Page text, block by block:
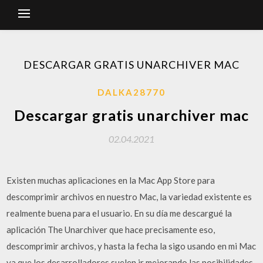
DESCARGAR GRATIS UNARCHIVER MAC
DALKA28770
Descargar gratis unarchiver mac
02.04.2021
Existen muchas aplicaciones en la Mac App Store para
descomprimir archivos en nuestro Mac, la variedad existente es
realmente buena para el usuario. En su día me descargué la
aplicación The Unarchiver que hace precisamente eso,
descomprimir archivos, y hasta la fecha la sigo usando en mi Mac